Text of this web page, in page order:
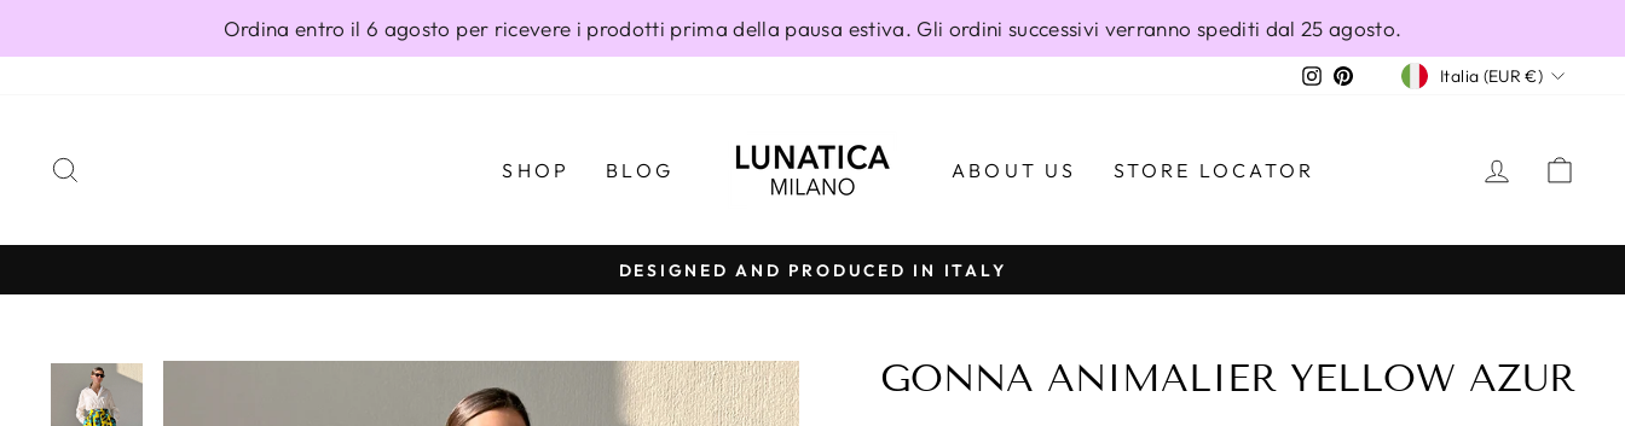
Ordina entro il 6 agosto per ricevere i prodotti prima della pausa estiva. Gli ordini successivi verranno spediti dal 25 agosto.
Instagram
PinterestVALUTA
Italia (EUR €)
SHOP BLOG ABOUT US STORE LOCATOR ACCEDI
Metti
presentazione
DESIGNED AND PRODUCED IN ITALY
GONNA ANIMALIER YELLOW AZUR